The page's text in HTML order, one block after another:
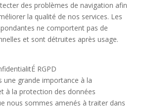
des problèmes de navigation afin
la qualité de nos services. Les
ne comportent pas de
et sont détruites après usage.
RGPD
une grande importance à la
à la protection des données
nous sommes amenés à traiter dans